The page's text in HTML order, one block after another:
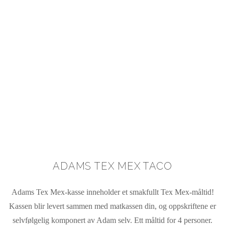
ADAMS TEX MEX TACO
Adams Tex Mex-kasse inneholder et smakfullt Tex Mex-måltid!
Kassen blir levert sammen med matkassen din, og oppskriftene er
selvfølgelig komponert av Adam selv. Ett måltid for 4 personer.